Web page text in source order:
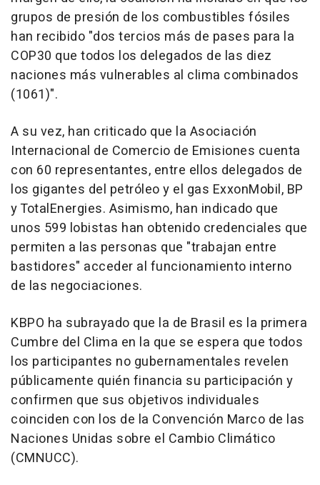
grupos de presión de los combustibles fósiles
han recibido "dos tercios más de pases para la
COP30 que todos los delegados de las diez
naciones más vulnerables al clima combinados
(1061)".
A su vez, han criticado que la Asociación
Internacional de Comercio de Emisiones cuenta
con 60 representantes, entre ellos delegados de
los gigantes del petróleo y el gas ExxonMobil, BP
y TotalEnergies. Asimismo, han indicado que
unos 599 lobistas han obtenido credenciales que
permiten a las personas que "trabajan entre
bastidores" acceder al funcionamiento interno
de las negociaciones.
KBPO ha subrayado que la de Brasil es la primera
Cumbre del Clima en la que se espera que todos
los participantes no gubernamentales revelen
públicamente quién financia su participación y
confirmen que sus objetivos individuales
coinciden con los de la Convención Marco de las
Naciones Unidas sobre el Cambio Climático
(CMNUCC).